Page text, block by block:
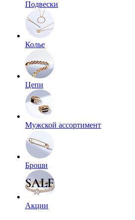
Подвески
Колье
Цепи
Мужской ассортимент
Броши
Акции